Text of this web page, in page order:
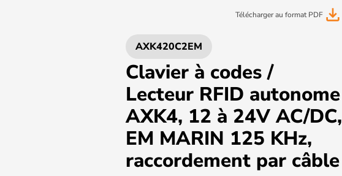
Télécharger au format PDF file_download
AXK420C2EM
Clavier à codes /
Lecteur RFID autonome
AXK4, 12 à 24V AC/DC,
EM MARIN 125 KHz,
raccordement par câble